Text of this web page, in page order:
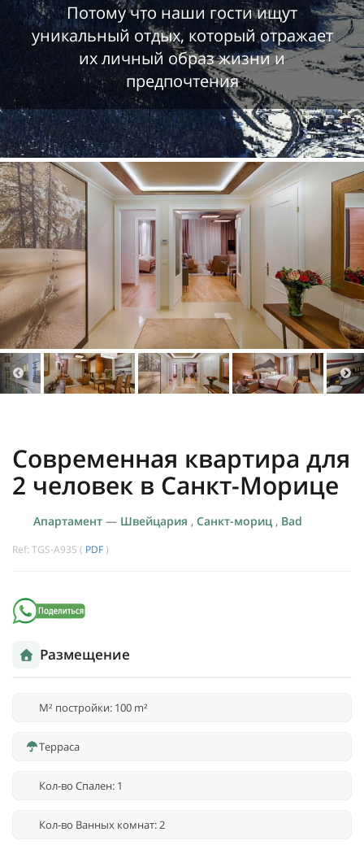
Потому что наши гости ищут
уникальный отдых, который отражает
их личный образ жизни и
предпочтения
Современная квартира для
2 человек в Санкт-Морице
Апартамент — Швейцария , Санкт-мориц , Bad
Ref: TGS-A935 ( PDF )
Размещение
M² постройки: 100 m²
Терраса
Кол-во Спален: 1
Кол-во Ванных комнат: 2